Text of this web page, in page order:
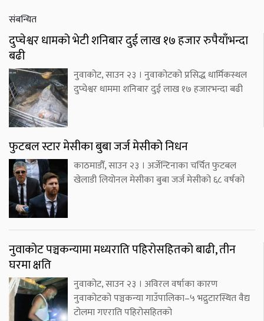
संबन्धित
दुप्चेश्वर धामको भेटी शनिबार दुई लाख १७ हजार रुपैयाँभन्दा
बढी
नुवाकोट, साउन २३ । नुवाकोटको प्रसिद्ध धार्मिकस्थल
दुप्चेश्वर धाममा शनिबार दुई लाख १७ हजारभन्दा बढी
फुटबल स्टार मेसीका बुबा जर्ज मेसीको निधन
काठमाडौँ, साउन २३ । अर्जेन्टिनाका चर्चित फुटबल
खेलाडी लियोनल मेसीका बुबा जर्ज मेसीको ६८ वर्षको
नुवाकोट पञ्चकन्यामा मध्यराति पहिरोसहितको बाढी, तीन
घरमा क्षति
नुवाकोट, साउन २३ । अविरल वर्षाका कारण
नुवाकोटको पञ्चकन्या गाउँपालिका–५ भद्रुटारस्थित वैद्य
टोलमा गएराति पहिरोसहितको